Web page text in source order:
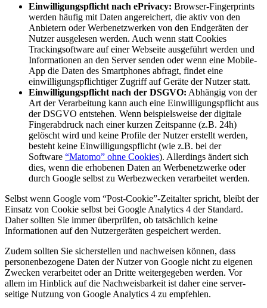
Einwilligungspflicht nach ePrivacy: Browser-Fingerprints
werden häufig mit Daten angereichert, die aktiv von den
Anbietern oder Werbenetzwerken von den Endgeräten der
Nutzer ausgelesen werden. Auch wenn statt Cookies
Trackingsoftware auf einer Webseite ausgeführt werden und
Informationen an den Server senden oder wenn eine Mobile-
App die Daten des Smartphones abfragt, findet eine
einwilligungspflichtiger Zugriff auf Geräte der Nutzer statt.
Einwilligungspflicht nach der DSGVO: Abhängig von der
Art der Verarbeitung kann auch eine Einwilligungspflicht aus
der DSGVO entstehen. Wenn beispielsweise der digitale
Fingerabdruck nach einer kurzen Zeitspanne (z.B. 24h)
gelöscht wird und keine Profile der Nutzer erstellt werden,
besteht keine Einwilligungspflicht (wie z.B. bei der
Software “Matomo” ohne Cookies). Allerdings ändert sich
dies, wenn die erhobenen Daten an Werbenetzwerke oder
durch Google selbst zu Werbezwecken verarbeitet werden.
Selbst wenn Google vom “Post-Cookie”-Zeitalter spricht, bleibt der
Einsatz von Cookie selbst bei Google Analytics 4 der Standard.
Daher sollten Sie immer überprüfen, ob tatsächlich keine
Informationen auf den Nutzergeräten gespeichert werden.
Zudem sollten Sie sicherstellen und nachweisen können, dass
personenbezogene Daten der Nutzer von Google nicht zu eigenen
Zwecken verarbeitet oder an Dritte weitergegeben werden. Vor
allem im Hinblick auf die Nachweisbarkeit ist daher eine server-
seitige Nutzung von Google Analytics 4 zu empfehlen.